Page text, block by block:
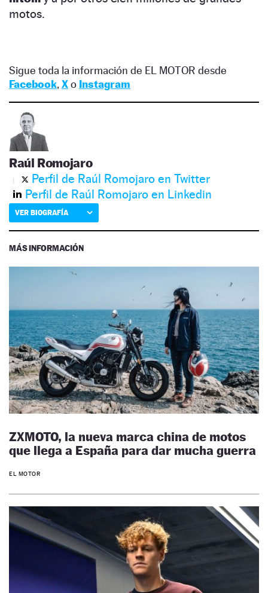
motos.
Sigue toda la información de EL MOTOR desde
Facebook, Xo Instagram
Raúl Romojaro
Perfil de Raúl Romojaro en Twitter
Perfil de Raúl Romojaro en Linkedin
VER BIOGRAFÍA
MÁS INFORMACIÓN
ZXMOTO, la nueva marca china de motos
que llega a España para dar mucha guerra
EL MOTOR